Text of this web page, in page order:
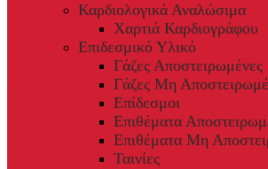
Καρδιολογικά Αναλώσιμα
Χαρτιά Καρδιογράφου
Επιδεσμικό Υλικό
Γάζες Αποστειρωμένες
Γάζες Μη
Επίδεσμοι
Επιθέματα
Επιθέματα Μη
Ταινίες